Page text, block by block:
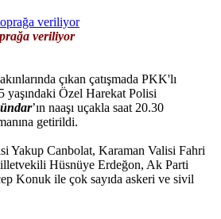
veriliyor
çıkan çatışmada PKK'lı
yaşındaki Özel Harekat Polisi
’ın naaşı uçakla saat 20.30
getirildi.
Yakup Canbolat, Karaman Valisi Fahri
Hüsnüye Erdeğon, Ak Parti
Konuk ile çok sayıda askeri ve sivil